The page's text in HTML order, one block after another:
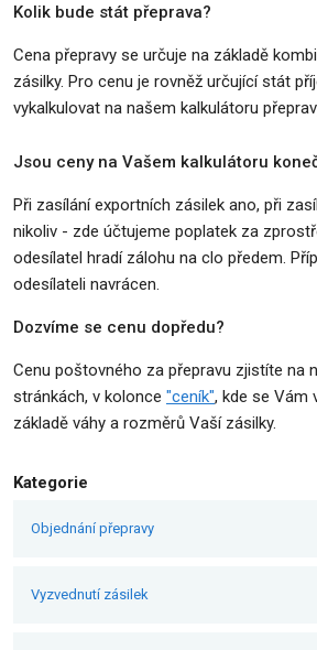
Kolik bude stát přeprava?
Cena přepravy se určuje na základě
zásilky. Pro cenu je rovněž určující stát
vykalkulovat na našem kalkulátoru
Jsou ceny na Vašem kalkulátoru
Při zasílání exportních zásilek ano, při
nikoliv - zde účtujeme poplatek za
odesílatel hradí zálohu na clo předem.
odesílateli navrácen.
Dozvíme se cenu dopředu?
Cenu poštovného za přepravu zjistíte na
stránkách, v kolonce "ceník", kde se Vám
základě váhy a rozměrů Vaší zásilky.
Kategorie
Objednání přepravy
Vyzvednutí zásilek